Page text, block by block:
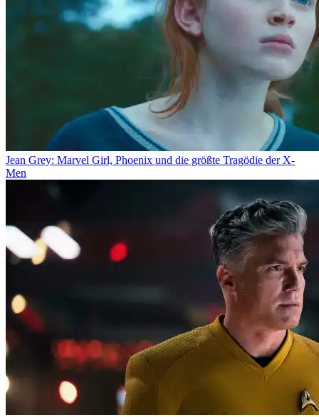
Jean Grey: Marvel Girl, Phoenix und die größte Tragödie der X-
Men